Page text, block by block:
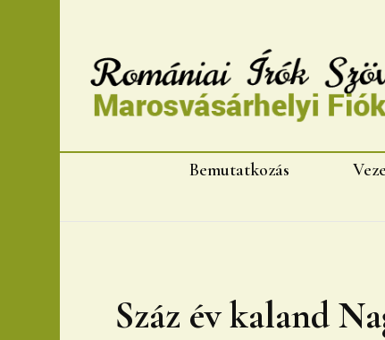
Romániai Írók
Bemutatkozás
Száz év kaland